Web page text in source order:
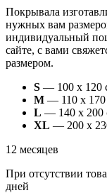
Покрывала
нужных вам
индивидуальный
сайте, с вами
размером.
S — 100 х 120
M — 110 х
L — 140 х 200
XL — 200 х
12 месяцев
При отсутствии
дней